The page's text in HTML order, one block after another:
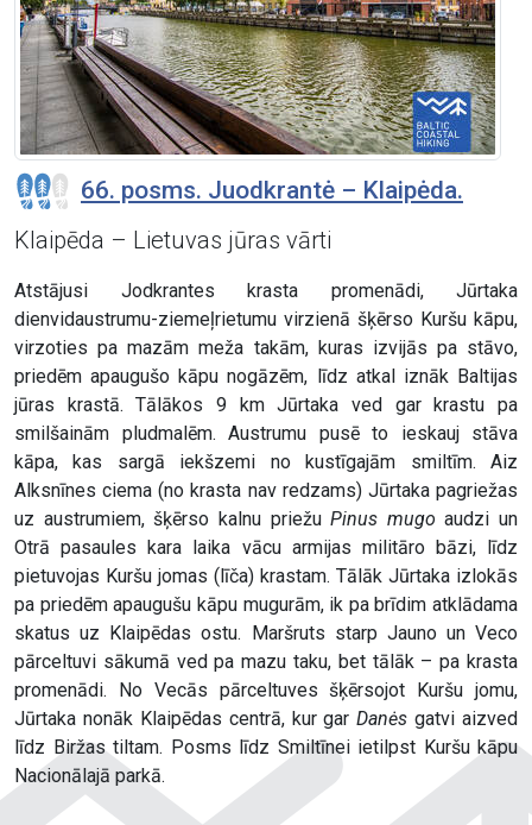
66. posms. Juodkrantė – Klaipėda.
Klaipēda – Lietuvas jūras vārti
Atstājusi Jodkrantes krasta promenādi, Jūrtaka
dienvidaustrumu-ziemeļrietumu virzienā šķērso Kuršu kāpu,
virzoties pa mazām meža takām, kuras izvijās pa stāvo,
priedēm apaugušo kāpu nogāzēm, līdz atkal iznāk Baltijas
jūras krastā. Tālākos 9 km Jūrtaka ved gar krastu pa
smilšainām pludmalēm. Austrumu pusē to ieskauj stāva
kāpa, kas sargā iekšzemi no kustīgajām smiltīm. Aiz
Alksnīnes ciema (no krasta nav redzams) Jūrtaka pagriežas
uz austrumiem, šķērso kalnu priežuPinus mugo audzi un
Otrā pasaules kara laika vācu armijas militāro bāzi, līdz
pietuvojas Kuršu jomas (līča) krastam. Tālāk Jūrtaka izlokās
pa priedēm apaugušu kāpu mugurām, ik pa brīdim atklādama
skatus uz Klaipēdas ostu. Maršruts starp Jauno un Veco
pārceltuvi sākumā ved pa mazu taku, bet tālāk – pa krasta
promenādi. No Vecās pārceltuves šķērsojot Kuršu jomu,
Jūrtaka nonāk Klaipēdas centrā, kur garDanės gatvi aizved
līdz Biržas tiltam. Posms līdz Smiltīnei ietilpst Kuršu kāpu
Nacionālajā parkā.